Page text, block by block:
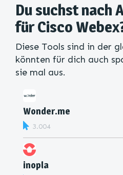
Du suchst nach
für Cisco
Diese Tools sind in der
könnten für dich auch
sie mal aus.
Wonder.me
3.004
inopla